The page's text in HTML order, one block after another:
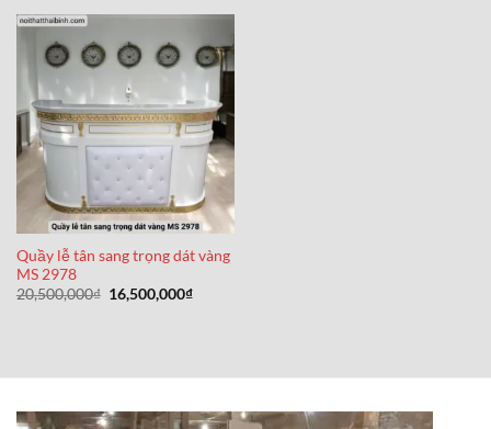
Quầy lễ tân sang trọng dát vàng
MS 2978
20,500,000₫ Giá
gốc
16,500,000₫Giá